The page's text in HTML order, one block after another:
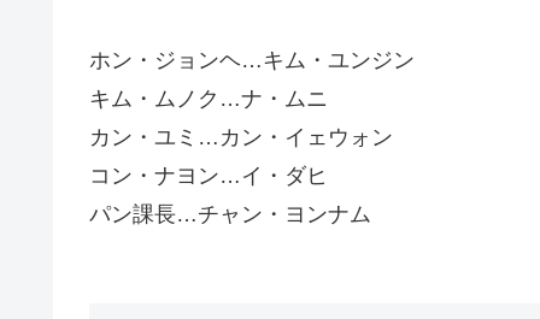
ホン・ジョンヘ…キム・ユンジン
キム・ムノク…ナ・ムニ
カン・ユミ…カン・イェウォン
コン・ナヨン…イ・ダヒ
パン課長…チャン・ヨンナム